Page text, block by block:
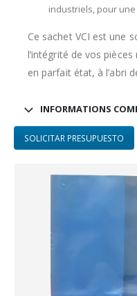
industriels, pour
Ce sachet VCI est une
l’intégrité de vos
en parfait état, à l’abri
INFORMATIONS
SOLICITAR PRESUPUESTO